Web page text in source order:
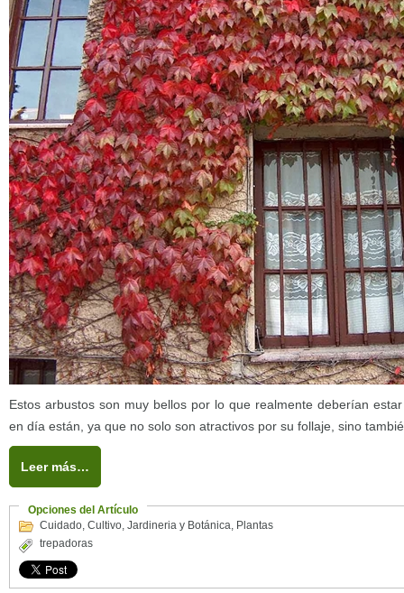
Estos arbustos son muy bellos por lo que realmente deberían
en día están, ya que no solo son atractivos por su follaje, sino
Leer más…
Opciones del Artículo
Cuidado, Cultivo, Jardineria y Botánica, Plantas
trepadoras